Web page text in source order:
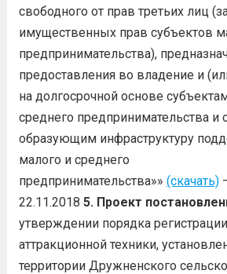
свободного от прав третьих лиц
имущественных прав субъектов
предпринимательства),
предоставления во владение и
на долгосрочной основе
среднего предпринимательства и
образующим инфраструктуру
малого и среднего
предпринимательства»» (скачать)
22.11.2018 5. Проект
утверждении порядка
аттракционной техники,
территории Дружненского